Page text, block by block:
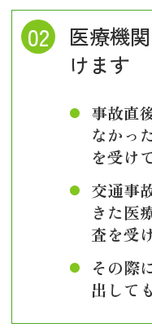
医療機
けます
事故直
なかっ
を受け
交通事
きた医
査を受
その際
出して